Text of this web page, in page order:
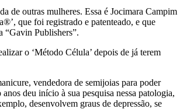
de outras mulheres. Essa é Jocimara Campim
que foi registrado e patenteado, e que
“Gavin Publishers”.
o ‘Método Célula’ depois de já terem
vendedora de semijoias para poder
deu início à sua pesquisa nessa patologia,
desenvolvem graus de depressão, se